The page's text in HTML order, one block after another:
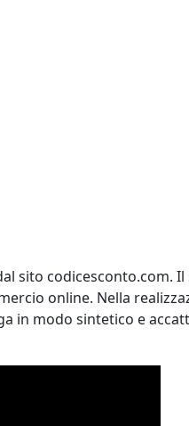
sito codicesconto.com.
online. Nella
in modo sintetico e